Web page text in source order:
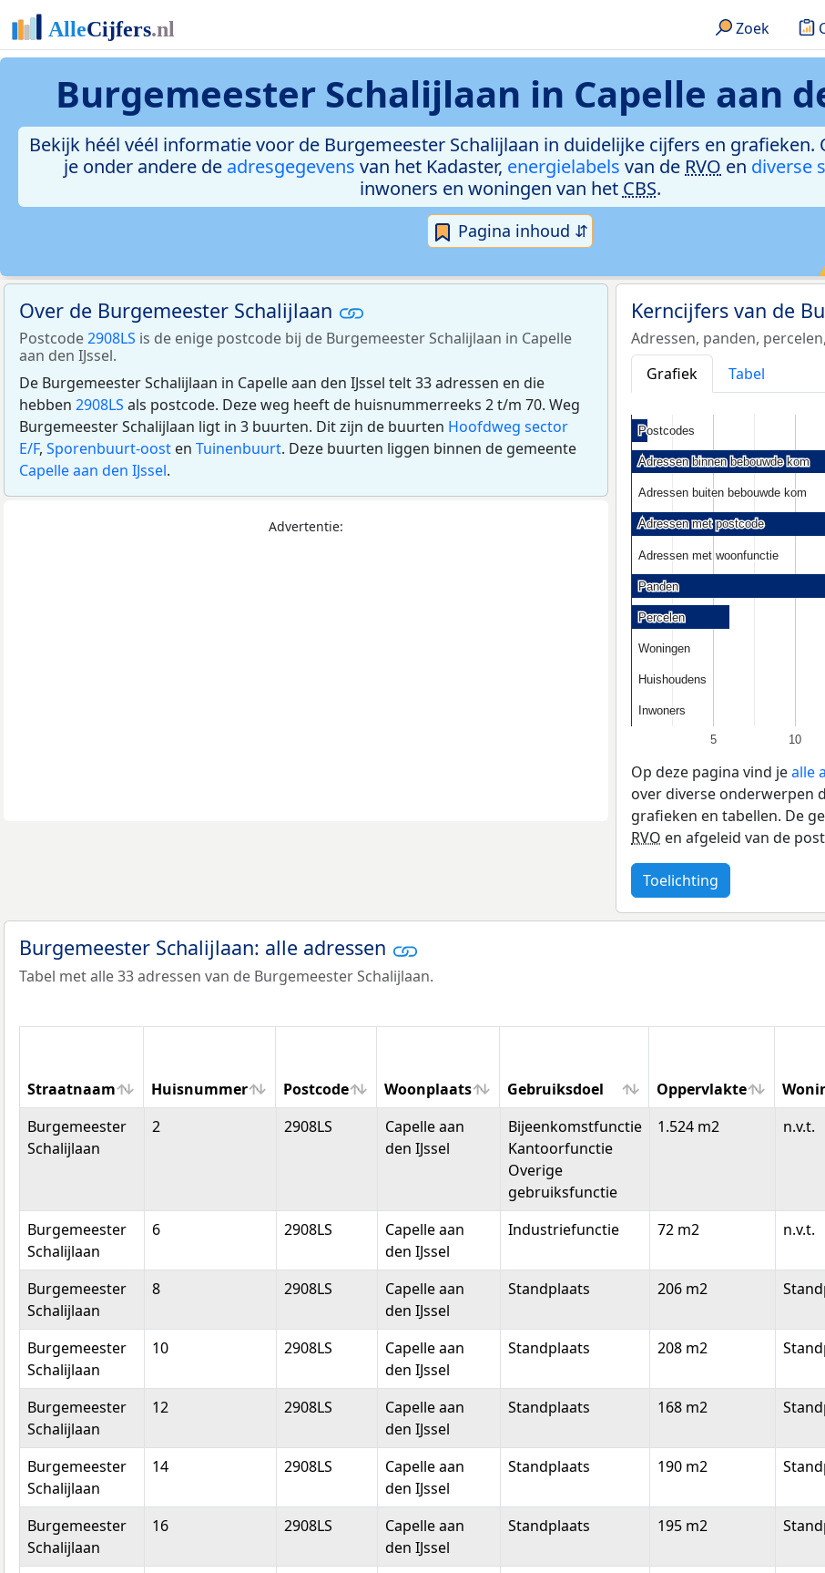
Zoek
Burgemeester Schalijlaan in Capelle aan
Bekijk héél véél informatie voor de Burgemeester Schalijlaan in duidelijke cijfers en grafieken.
je onder andere de adresgegevens van het Kadaster, energielabels van de RVO en diverse
inwoners en woningen van het CBS.
Pagina inhoud ⇵
Over de Burgemeester Schalijlaan
Postcode2908LS is de enige postcode bij de Burgemeester Schalijlaan in Capelle
aan den IJssel.
De Burgemeester Schalijlaan in Capelle aan den IJssel telt 33 adressen en die
hebben 2908LS als postcode. Deze weg heeft de huisnummerreeks 2 t/m 70. Weg
Burgemeester Schalijlaan ligt in 3 buurten. Dit zijn de buurten Hoofdweg sector
E/F, Sporenbuurt-oost en Tuinenbuurt. Deze buurten liggen binnen de gemeente
Capelle aan den IJssel.
Advertentie:
Kerncijfers van de
Adressen, panden,
Grafiek
Tabel
5 10
Postcodes
Postcodes
Adressen binnen bebouwde kom
Adressen binnen bebouwde kom
Adressen buiten bebouwde kom
Adressen buiten bebouwde kom
Adressen met postcode
Adressen met postcode
Adressen met woonfunctie
Adressen met woonfunctie
Panden
Panden
Percelen
Percelen
Woningen
Woningen
Huishoudens
Huishoudens
Inwoners
Inwoners
Op deze pagina vind jealle
over diverse onderwerpen
grafieken en tabellen. De
RVO en afgeleid van de
Toelichting
Burgemeester Schalijlaan: alle adressen
Tabel met alle 33 adressen van de Burgemeester Schalijlaan.
Straatnaam Huisnummer Postcode Woonplaats Gebruiksdoel Oppervlakte
Straatnaam
Huisnummer Postcode Woonplaats Gebruiksdoel Oppervlakte
Burgemeester
Schalijlaan
2 2908LS
Capelle aan
den IJssel
Bijeenkomstfunctie
Kantoorfunctie
Overige
gebruiksfunctie
1.524 m2 n.v.t.
Burgemeester
Schalijlaan
6 2908LS
Capelle aan
den IJssel
Industriefunctie 72 m2 n.v.t.
Burgemeester
Schalijlaan
8 2908LS
Capelle aan
den IJssel
Standplaats 206 m2
Burgemeester
Schalijlaan
10 2908LS
Capelle aan
den IJssel
Standplaats 208 m2
Burgemeester
Schalijlaan
12 2908LS
Capelle aan
den IJssel
Standplaats 168 m2
Burgemeester
Schalijlaan
14 2908LS
Capelle aan
den IJssel
Standplaats 190 m2
Burgemeester
Schalijlaan
16 2908LS
Capelle aan
den IJssel
Standplaats 195 m2